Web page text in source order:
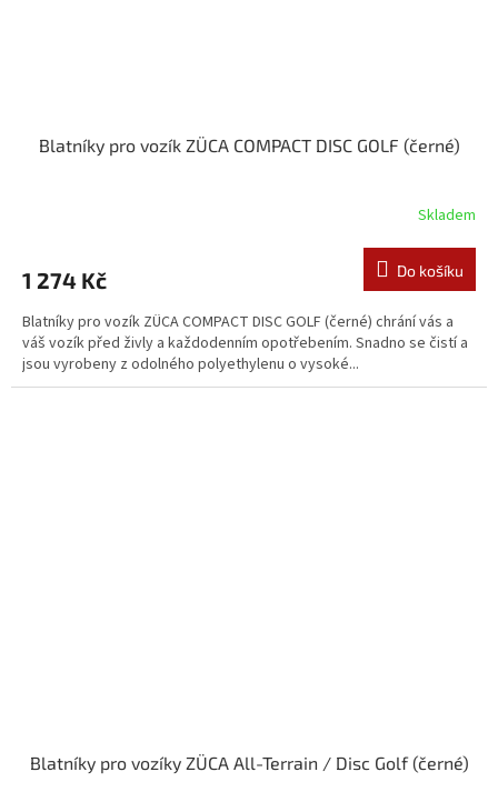
Blatníky pro vozík ZÜCA COMPACT DISC GOLF (černé)
Skladem
1 274 Kč Do košíku
Blatníky pro vozík ZÜCA COMPACT DISC GOLF (černé) chrání vás a
váš vozík před živly a každodenním opotřebením. Snadno se čistí a
jsou vyrobeny z odolného polyethylenu o vysoké...
Blatníky pro vozíky ZÜCA All-Terrain / Disc Golf (černé)